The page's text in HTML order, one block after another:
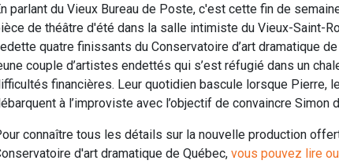
parlant du Vieux Bureau de Poste, c'est cette fin de
de théâtre d'été dans la salle intimiste du Vieux-Saint-
quatre finissants du Conservatoire d’art dramatique
couple d’artistes endettés qui s’est réfugié dans un
financières. Leur quotidien bascule lorsque Pierre,
à l’improviste avec l’objectif de convaincre
connaître tous les détails sur la nouvelle production
d'art dramatique de Québec, vous pouvez lire